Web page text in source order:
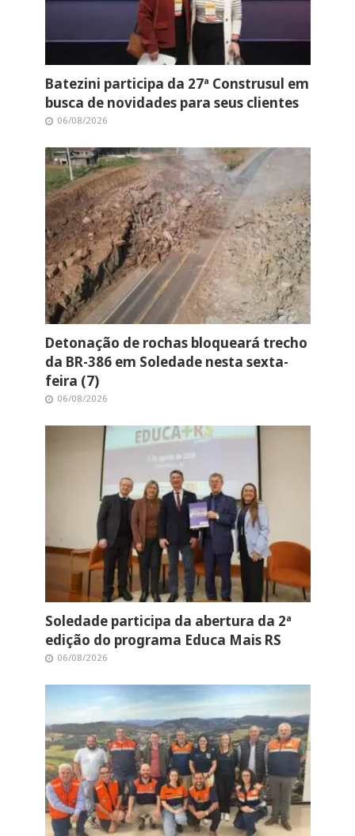
Batezini participa da 27ª Construsul em
busca de novidades para seus clientes
06/08/2026
Detonação de rochas bloqueará trecho
da BR-386 em Soledade nesta sexta-
feira (7)
06/08/2026
Soledade participa da abertura da 2ª
edição do programa Educa Mais RS
06/08/2026